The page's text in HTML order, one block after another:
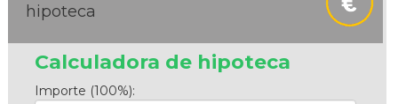
hipoteca
Calculadora de hipoteca
Importe (100%):